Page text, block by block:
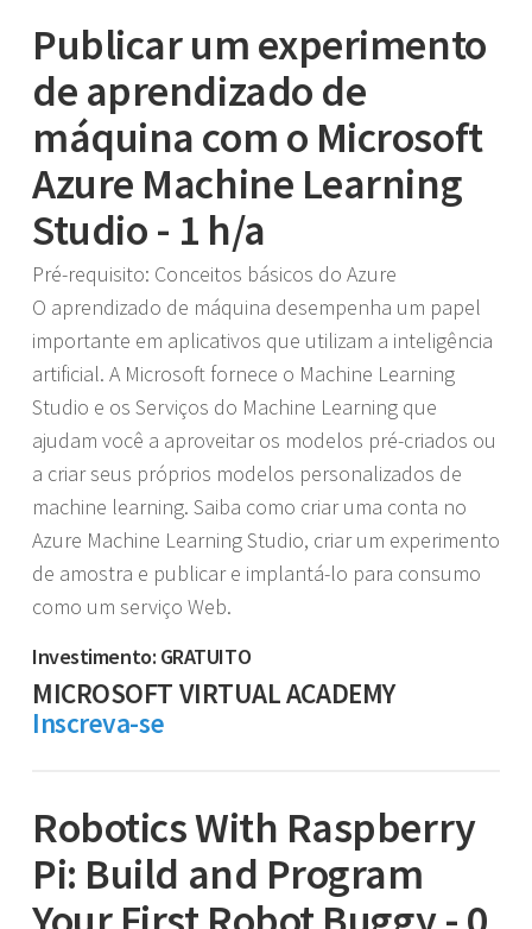
Publicar um experimento
de aprendizado de
máquina com o Microsoft
Azure Machine Learning
Studio - 1 h/a
Pré-requisito: Conceitos básicos do Azure
O aprendizado de máquina desempenha um papel
importante em aplicativos que utilizam a inteligência
artificial. A Microsoft fornece o Machine Learning
Studio e os Serviços do Machine Learning que
ajudam você a aproveitar os modelos pré-criados ou
a criar seus próprios modelos personalizados de
machine learning. Saiba como criar uma conta no
Azure Machine Learning Studio, criar um experimento
de amostra e publicar e implantá-lo para consumo
como um serviço Web.
Investimento: GRATUITO
MICROSOFT VIRTUAL ACADEMY
Inscreva-se
Robotics With Raspberry
Pi: Build and Program